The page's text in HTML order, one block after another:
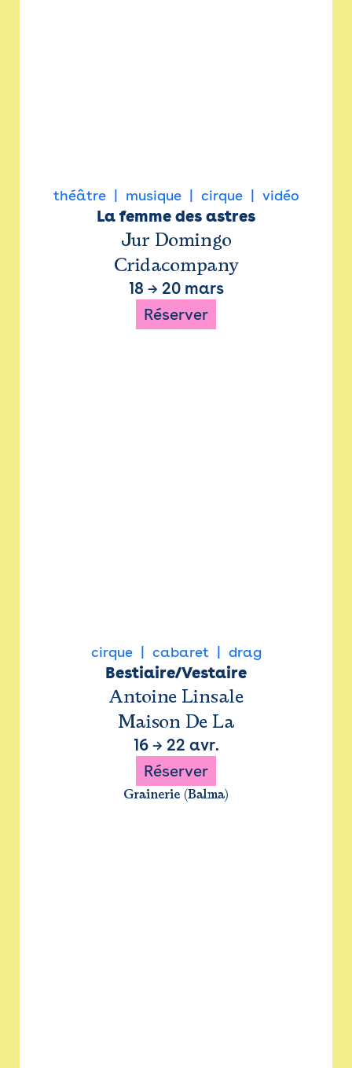
théâtre musique cirque vidéo
La femme des astres
Jur Domingo
Cridacompany
18 → 20 mars
Réserver
cirque cabaret drag
Bestiaire/Vestaire
Antoine Linsale
Maison De La
16→ 22 avr.
Réserver
Grainerie (Balma)